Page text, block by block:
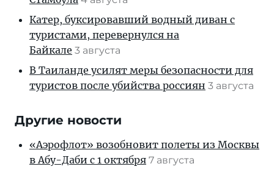
Катер, буксировавший водный диван с
туристами, перевернулся на
Байкале 3 августа
В Таиланде усилят меры безопасности для
туристов после убийства россиян 3 августа
Другие новости
«Аэрофлот» возобновит полеты из Москвы
в Абу-Даби с 1 октября 7 августа